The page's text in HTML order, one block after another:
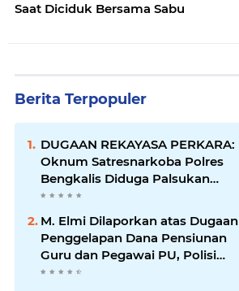
Saat Diciduk Bersama Sabu
Berita Terpopuler
DUGAAN REKAYASA PERKARA:
Oknum Satresnarkoba Polres
Bengkalis Diduga Palsukan
Barang Bukti Hingga Paksa
Warga Hadir di TKP
M. Elmi Dilaporkan atas Dugaan
Penggelapan Dana Pensiunan
Guru dan Pegawai PU, Polisi
Pastikan Proses Hukum